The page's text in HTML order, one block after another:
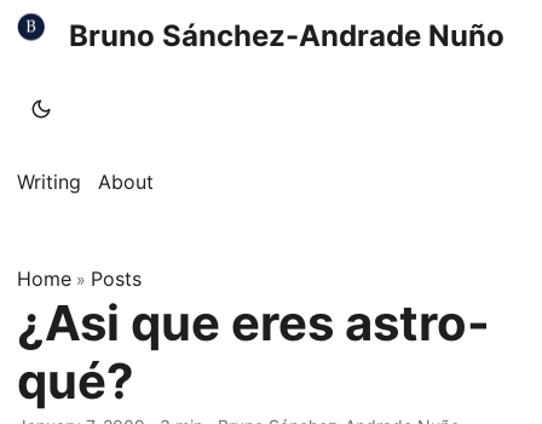
Bruno Sánchez-Andrade Nuño
Writing About
Home » Posts
¿Asi que eres astro-
qué?